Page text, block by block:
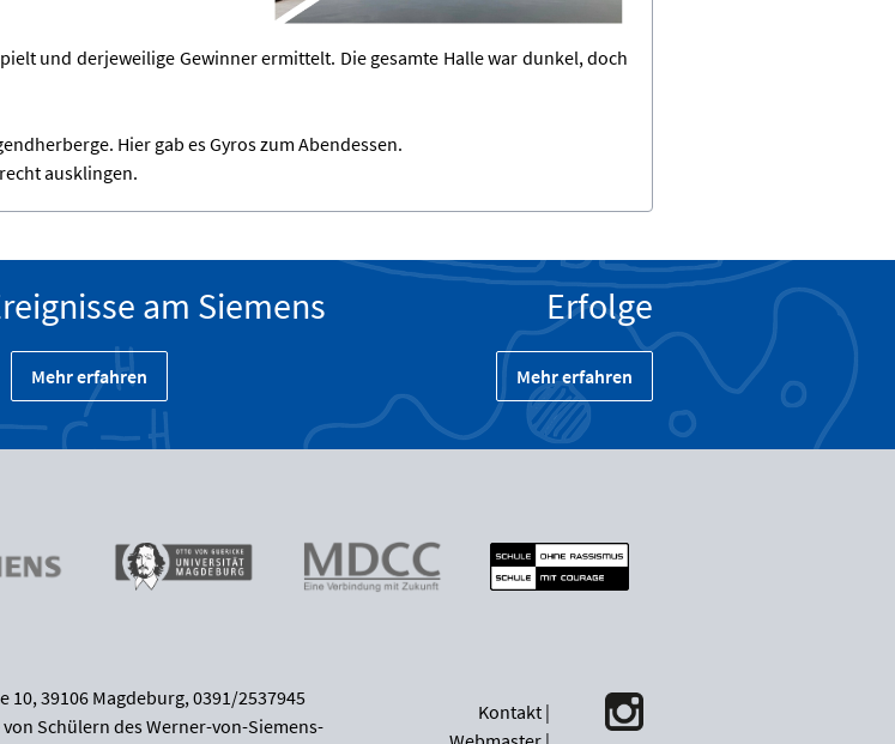
und derjeweilige Gewinner ermittelt. Die gesamte Halle war dunkel, doch
Hier gab es Gyros zum Abendessen.
ausklingen.
am Siemens
Mehr erfahren
Erfolge
Mehr erfahren
10, 39106 Magdeburg, 0391/2537945
Schülern des Werner-von-Siemens-
Kontakt|